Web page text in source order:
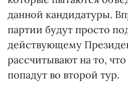
данной кандидатуры.
партии будут просто
действующему
рассчитывают на то,
попадут во второй тур.